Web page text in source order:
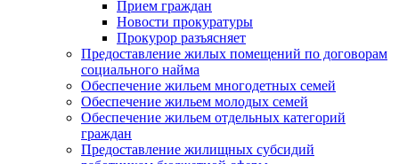
Прием граждан
Новости прокуратуры
Прокурор разъясняет
Предоставление жилых помещений по договорам
социального найма
Обеспечение жильем многодетных семей
Обеспечение жильем молодых семей
Обеспечение жильем отдельных категорий
граждан
Предоставление жилищных субсидий